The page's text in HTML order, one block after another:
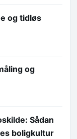
og tidløs
og
Sådan
boligkultur